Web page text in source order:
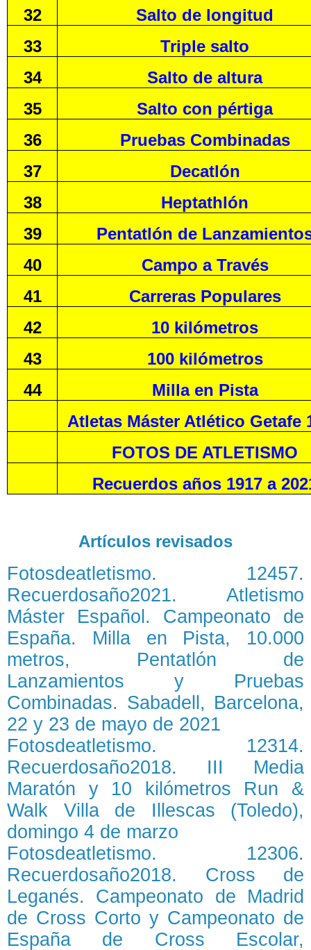
32
Salto de longitud
33
Triple salto
34
Salto de altura
35
Salto con pértiga
36
Pruebas Combinadas
37
Decatlón
38
Heptathlón
39
Pentatlón de
40
Campo a Través
41
Carreras Populares
42
10 kilómetros
43
100 kilómetros
44
Milla en Pista
Atletas Máster Atlético Getafe
FOTOS DE ATLETISMO
Recuerdos años 1917 a
Artículos revisados
Fotosdeatletismo. 12457.
Recuerdosaño2021. Atletismo
Máster Español. Campeonato de
España. Milla en Pista, 10.000
metros, Pentatlón de
Lanzamientos y Pruebas
Combinadas. Sabadell, Barcelona,
22 y 23 de mayo de 2021
Fotosdeatletismo. 12314.
Recuerdosaño2018. III Media
Maratón y 10 kilómetros Run &
Walk Villa de Illescas (Toledo),
domingo 4 de marzo
Fotosdeatletismo. 12306.
Recuerdosaño2018. Cross de
Leganés. Campeonato de Madrid
de Cross Corto y Campeonato de
España de Cross Escolar,